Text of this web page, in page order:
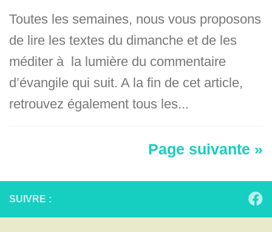
Toutes les semaines, nous vous proposons
de lire les textes du dimanche et de les
méditer à la lumière du commentaire
d’évangile qui suit. A la fin de cet article,
retrouvez également tous les...
Page suivante »
SUIVRE :